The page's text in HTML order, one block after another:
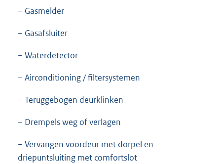
− Gasmelder
− Gasafsluiter
− Waterdetector
− Airconditioning / filtersystemen
− Teruggebogen deurklinken
− Drempels weg of verlagen
− Vervangen voordeur met dorpel en
driepuntsluiting met comfortslot